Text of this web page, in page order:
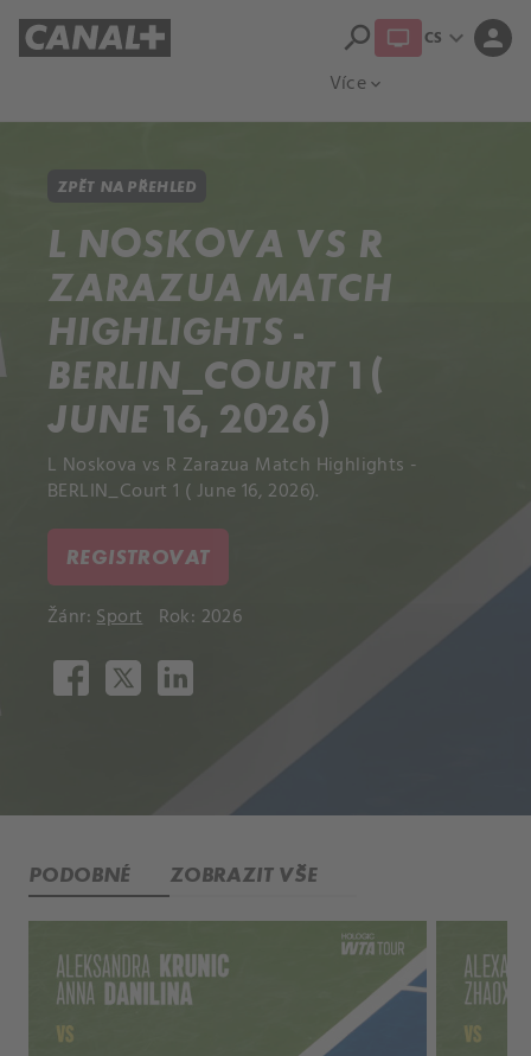
Více expand_more
search CS expand_more person
ZPĚT NA PŘEHLED
L NOSKOVA VS R
ZARAZUA MATCH
HIGHLIGHTS -
BERLIN_COURT 1 (
JUNE 16, 2026)
L Noskova vs R Zarazua Match Highlights -
BERLIN_Court 1 ( June 16, 2026).
REGISTROVAT
Žánr:Sport Rok: 2026
PODOBNÉ ZOBRAZIT VŠE